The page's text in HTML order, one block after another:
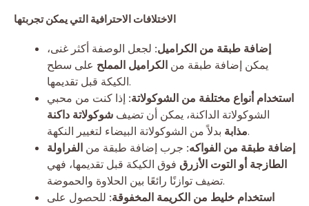
الاختلافات الاحترافية التي يمكن تجربتها
إضافة طبقة من الكراميل: لجعل الوصفة أكثر غنى،
يمكن إضافة طبقة من الكراميل المملح على سطح
الكيكة قبل تقديمها.
استخدام أنواع مختلفة من الشوكولاتة: إذا كنت من محبي
الشوكولاتة الداكنة، يمكن أن تضيف شوكولاتة داكنة
مذابةبدلاً من الشوكولاتة البيضاء لتغيير النكهة.
إضافة طبقة من الفواكه: جرب إضافة طبقة من الفراولة
الطازجة أو التوت الأزرق فوق الكيكة قبل تقديمها، فهي
تضيف توازنًا رائعًا بين الحلاوة والحموضة.
استخدام خليط من الكريمة المخفوقة: للحصول على